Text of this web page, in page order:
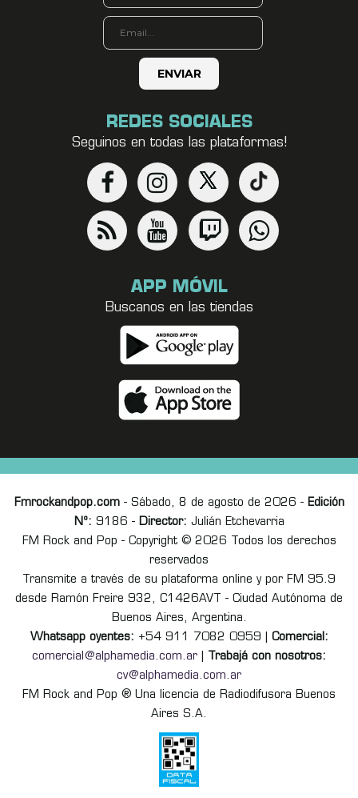
REDES SOCIALES
Seguinos en todas las plataformas!
APP MÓVIL
Buscanos en las tiendas
Fmrockandpop.com- Sábado, 8 de agosto de 2026 - Edición
Nº: 9186 - Director: Julián Etchevarria
FM Rock and Pop - Copyright © 2026 Todos los derechos
reservados
Transmite a través de su plataforma online y por FM 95.9
desde Ramón Freire 932, C1426AVT - Ciudad Autónoma de
Buenos Aires, Argentina.
Whatsapp oyentes: +54 911 7082 0959 | Comercial:
comercial@alphamedia.com.ar
Trabajá con nosotros:
cv@alphamedia.com.ar
FM Rock and Pop ® Una licencia de Radiodifusora Buenos
Aires S.A.